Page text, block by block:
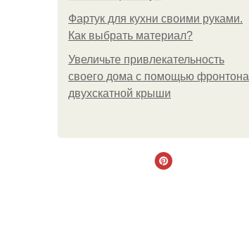
Фартук для кухни своими руками.
Как выбрать материал?
Увеличьте привлекательность
своего дома с помощью фронтона
двухскатной крыши